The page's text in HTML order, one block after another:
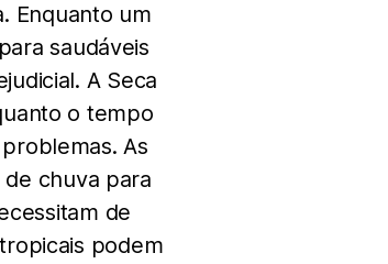
Enquanto um
saudáveis
A Seca
o tempo
As
chuva para
de
podem